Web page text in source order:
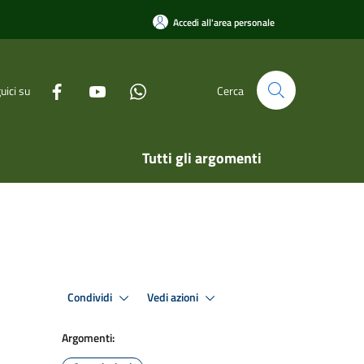
Accedi all'area personale
su Cerca
Tutti gli argomenti
Condividi Vedi azioni
Argomenti: